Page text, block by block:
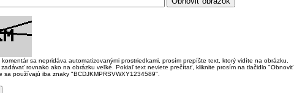
sa nepridáva automatizovanými prostriedkami, prosím prepíšte text, ktorý vidíte na obrázku.
rovnako ako na obrázku veľké. Pokiaľ text neviete prečítať, kliknite prosím na tlačidlo "Obnoviť
sa používajú iba znaky "BCDJKMPRSVWXY1234589".